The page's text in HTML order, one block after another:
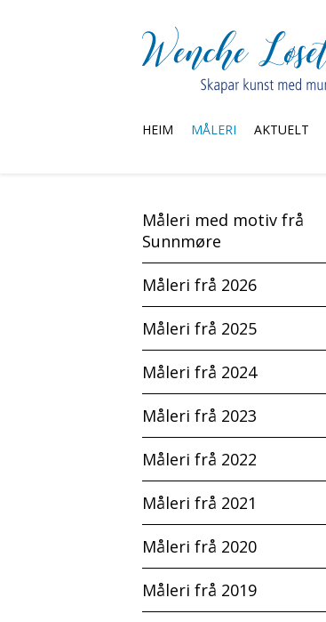
HEIM MÅLERI AKTUELT
Måleri med motiv frå
Sunnmøre
Måleri frå 2026
Måleri frå 2025
Måleri frå 2024
Måleri frå 2023
Måleri frå 2022
Måleri frå 2021
Måleri frå 2020
Måleri frå 2019